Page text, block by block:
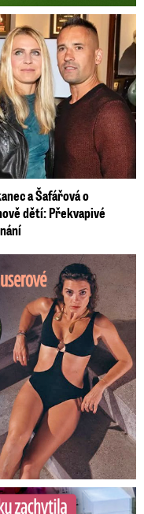
a Šafářová o
dětí: Překvapivé
že to táta nevidí
boj o lehátka